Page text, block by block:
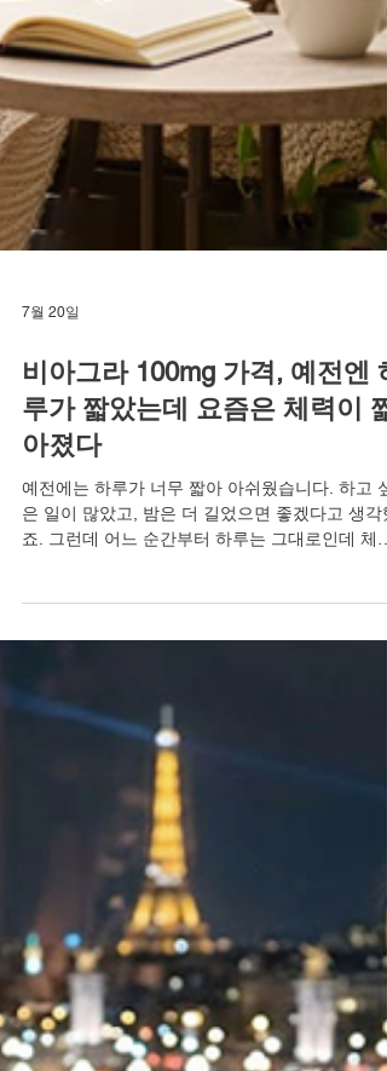
7월 20일
루가 짧았는데 요즘은 체력이 짧
아졌다
예전에는 하루가 너무 짧아 아쉬웠습니다. 하고 싶
은 일이 많았고, 밤은 더 길었으면 좋겠다고 생각
죠. 그런데 어느 순간부터 하루는 그대로인데 체력
이 짧아진 것을 느낍니다. 아침에 일어나도 개운하
지 않고, 예전 같지 않은 활력에 당황스러울 때가
습니다. 특히 가장 은밀한 순간에 느껴지는 자신감
의 부재는 하루 전체의 기분을 좌우하기도 합니다.
체력이 짧아지는 순간, 시작되는 불안 부부 또는
인 사이에서 친밀감은 단순한 육체적 결합이 아닙
다. 서로를 온전히 인정하고 '나는 여전히 당신에게
매력적인 사람'이라는 확인을 받는 소통의 장입니
다. 그런데 발기부전이라는 현실이 찾아오면 남성